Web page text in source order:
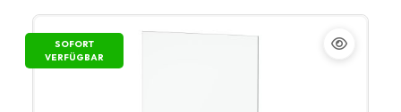
SOFORT
VERFÜGBAR